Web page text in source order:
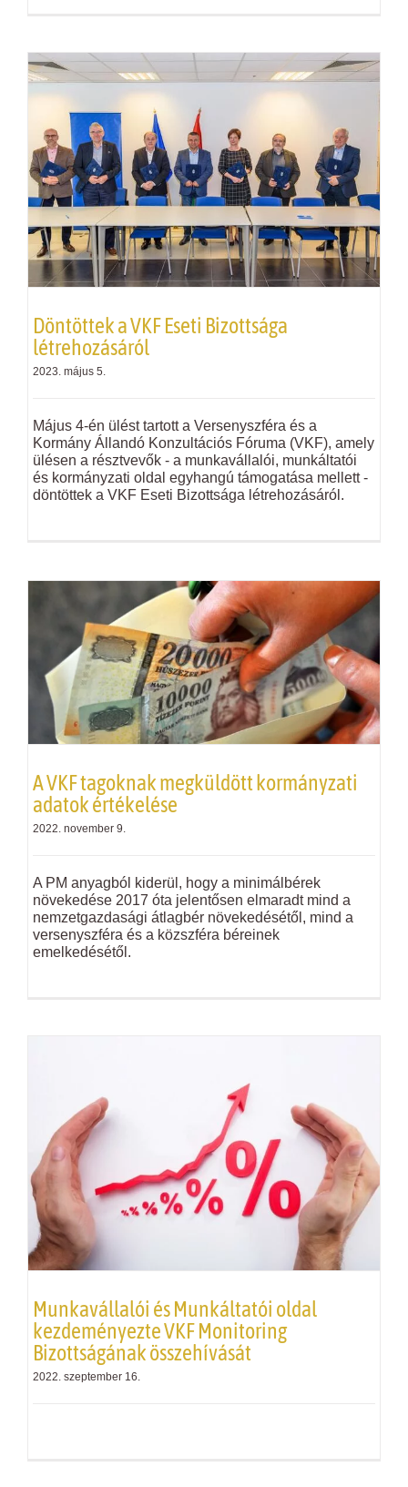
Döntöttek aVKFEseti Bizottsága
létrehozásáról
2023. május 5.
Május 4-én ülést tartott a Versenyszféra és a
Kormány Állandó Konzultációs Fóruma (VKF), amely
ülésen a résztvevők - a munkavállalói, munkáltatói
és kormányzati oldal egyhangú támogatása mellett -
döntöttek a VKF Eseti Bizottsága létrehozásáról.
AVKFtagoknak megküldött kormányzati
adatok értékelése
2022. november 9.
A PM anyagból kiderül, hogy a minimálbérek
növekedése 2017 óta jelentősen elmaradt mind a
nemzetgazdasági átlagbér növekedésétől, mind a
versenyszféra és a közszféra béreinek
emelkedésétől.
Munkavállalói és Munkáltatói oldal
kezdeményezteVKFMonitoring
Bizottságának összehívását
2022. szeptember 16.